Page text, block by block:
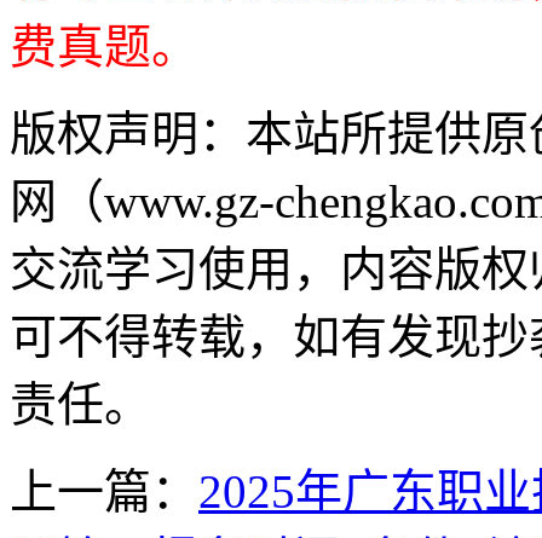
费真题。
版权声明： 本站所提供
网（www.gz-
交流学习使用，内容版
可不得转载，如有发现
责任。
上一篇： 2025年广东职